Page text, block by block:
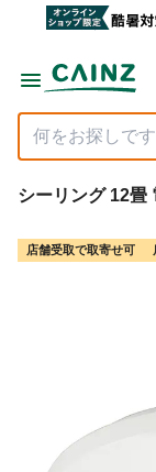
シーリング 12畳
店舗受取で取寄せ可